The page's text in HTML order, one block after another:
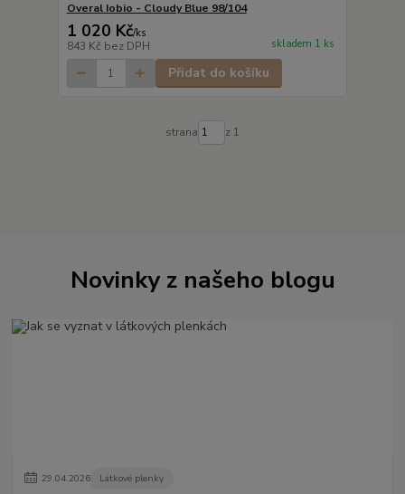
Overal Iobio - Cloudy Blue 98/104
1 020 Kč/ks
843 Kč bez DPH skladem 1 ks
Přidat do košíku
strana z 1
Novinky z našeho blogu
29.04.2026 Látkové plenky